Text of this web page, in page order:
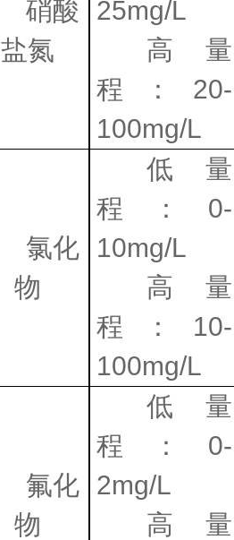
硝酸
盐氮
25mg/L
高量
程： 20-
100mg/L
氯化
物
低量
程： 0-
10mg/L
高量
程： 10-
100mg/L
氟化
物
低量
程： 0-
2mg/L
高量